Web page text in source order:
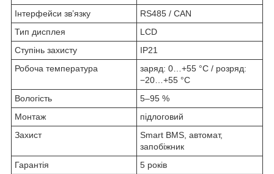
Інтерфейси зв’язку
RS485 / CAN
Тип дисплея
LCD
Ступінь захисту
IP21
Робоча температура
заряд: 0…+55 °C / розряд:
−20…+55 °C
Вологість
5–95 %
Монтаж
підлоговий
Захист
Smart BMS, автомат,
запобіжник
Гарантія
5 років